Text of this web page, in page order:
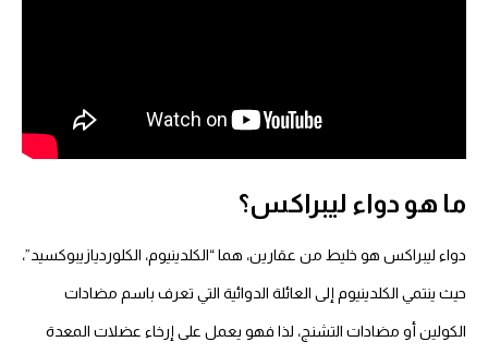
ما هو دواء ليبراكس؟
دواء ليبراكس هو خليط من عقارين، هما “الكلدينيوم، الكلورديازيبوكسيد”،
حيث ينتمي الكلدينيوم إلى العائلة الدوائية التي تعرف باسم مضادات
الكولين أو مضادات التشنج، لذا فهو يعمل على إرخاء عضلات المعدة